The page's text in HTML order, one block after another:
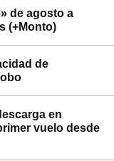
de agosto a
(+Monto)
de
en
vuelo desde